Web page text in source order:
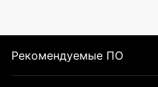
Рекомендуемые ПО